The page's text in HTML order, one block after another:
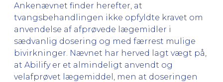
Ankenævnet finder herefter, at
tvangsbehandlingen ikke opfyldte kravet om
anvendelse af afprøvede lægemidler i
sædvanlig dosering og med færrest mulige
bivirkninger. Nævnet har herved lagt vægt på,
at Abilify er et almindeligt anvendt og
velafprøvet lægemiddel, men at doseringen